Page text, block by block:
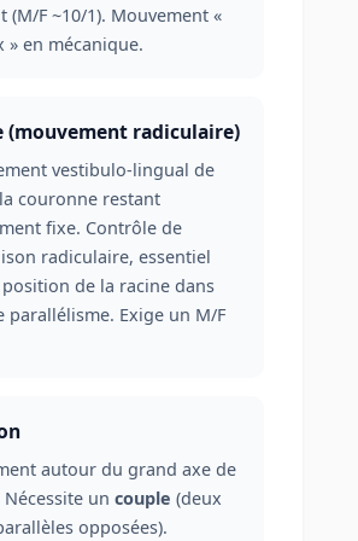
(M/F ~10/1). Mouvement «
» en mécanique.
(mouvement radiculaire)
vestibulo-lingual de
couronne restant
fixe. Contrôle de
radiculaire, essentiel
de la racine dans
parallélisme. Exige un M/F
autour du grand axe de
un couple (deux
opposées).